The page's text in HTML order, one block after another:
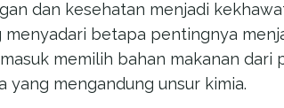
dan kesehatan menjadi
menyadari betapa pentingnya
memilih bahan makanan dari
yang mengandung unsur kimia.